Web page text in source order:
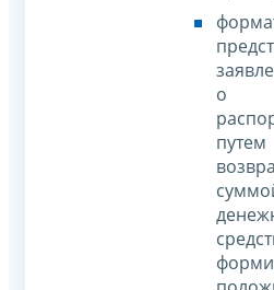
о
путем